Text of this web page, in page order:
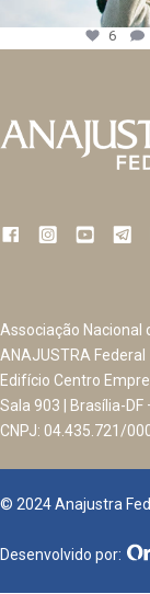
6
Associação Nacional
ANAJUSTRA Federal
Edifício Centro
Sala 903 | Brasília-DF
CNPJ: 04.435.721/
© 2024 Anajustra
Desenvolvido por: